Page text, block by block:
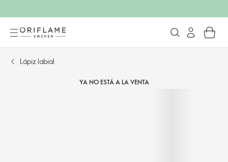
Lápiz labial
YA NO ESTÁ A LA VENTA